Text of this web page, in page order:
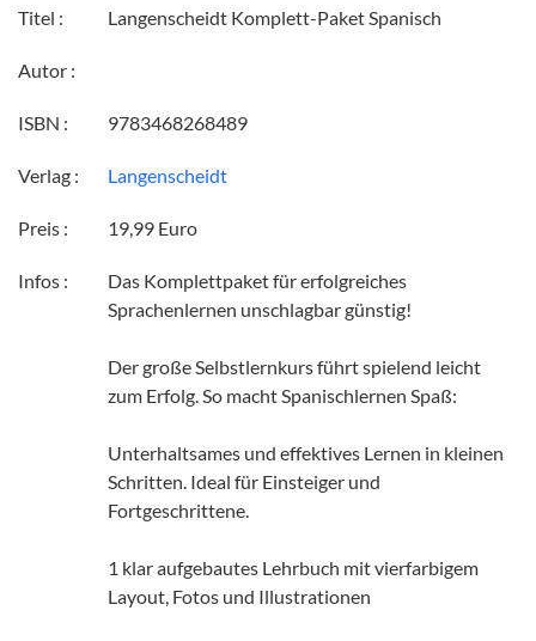
Titel : Langenscheidt Komplett-Paket Spanisch
Autor :
ISBN : 9783468268489
Verlag : Langenscheidt
Preis : 19,99 Euro
Infos :
Das Komplettpaket für erfolgreiches
Sprachenlernen unschlagbar günstig!
Der große Selbstlernkurs führt spielend leicht
zum Erfolg. So macht Spanischlernen Spaß:
Unterhaltsames und effektives Lernen in kleinen
Schritten. Ideal für Einsteiger und
Fortgeschrittene.
1 klar aufgebautes Lehrbuch mit vierfarbigem
Layout, Fotos und Illustrationen